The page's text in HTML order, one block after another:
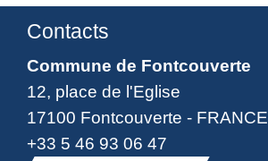
Contacts
Commune de Fontcouverte
12, place de l'Eglise
17100 Fontcouverte - FRANCE
+33 5 46 93 06 47